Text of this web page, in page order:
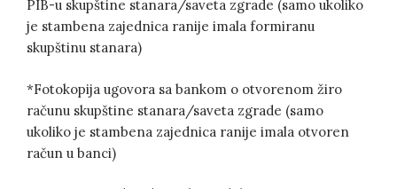
PIB-u skupštine stanara/saveta zgrade (samo ukoliko
je stambena zajednica ranije imala formiranu
skupštinu stanara)
*Fotokopija ugovora sa bankom o otvorenom žiro
računu skupštine stanara/saveta zgrade (samo
ukoliko je stambena zajednica ranije imala otvoren
račun u banci)